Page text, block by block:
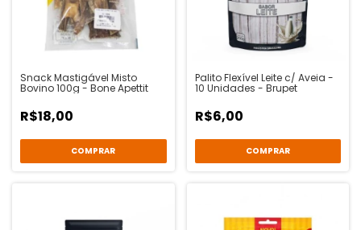
Snack Mastigável Misto
Bovino 100g - Bone Apettit
R$18,00
Palito Flexível Leite c/ Aveia -
10 Unidades - Brupet
R$6,00